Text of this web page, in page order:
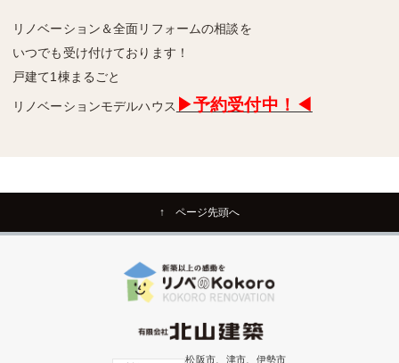
リノベーション＆全面リフォームの相談を
いつでも受け付けております！
戸建て1棟まるごと
リノベーションモデルハウス ▶予約受付中！◀
↑ ページ先頭へ
松阪市、津市、伊勢市